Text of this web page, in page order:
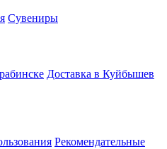
Сувениры
Доставка в Куйбышев
Рекомендательные